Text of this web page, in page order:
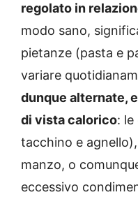
regolato in
modo sano,
pietanze (pasta e
variare
dunque alternate,
di vista calorico: le
tacchino e
manzo, o
eccessivo